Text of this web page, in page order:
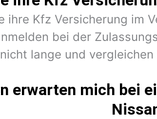
ihre Kfz Versicherung im
bei der
lange und
erwarten mich bei